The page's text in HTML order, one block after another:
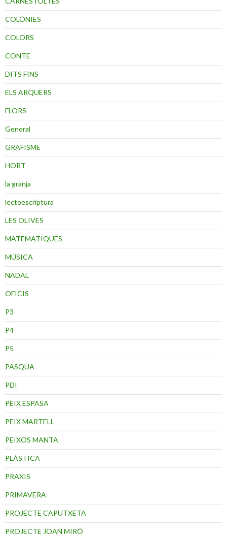
COLÒNIES
COLORS
CONTE
DITS FINS
ELS ARQUERS
FLORS
General
GRAFISME
HORT
la granja
lectoescriptura
LES OLIVES
MATEMATIQUES
MÚSICA
NADAL
OFICIS
P3
P4
P5
PASQUA
PDI
PEIX ESPASA
PEIX MARTELL
PEIXOS MANTA
PLÀSTICA
PRAXIS
PRIMAVERA
PROJECTE CAPUTXETA
PROJECTE JOAN MIRÓ